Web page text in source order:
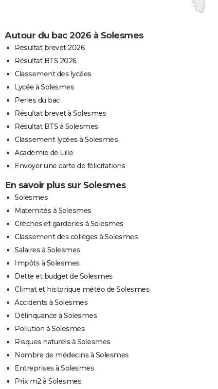
Autour du bac 2026 à Solesmes
Résultat brevet 2026
Résultat BTS 2026
Classement des lycées
Lycée à Solesmes
Perles du bac
Résultat brevet à Solesmes
Résultat BTS à Solesmes
Classement lycées à Solesmes
Académie de Lille
Envoyer une carte de félicitations
En savoir plus sur Solesmes
Solesmes
Maternités à Solesmes
Crèches et garderies à Solesmes
Classement des collèges à Solesmes
Salaires à Solesmes
Impôts à Solesmes
Dette et budget de Solesmes
Climat et historique météo de Solesmes
Accidents à Solesmes
Délinquance à Solesmes
Pollution à Solesmes
Risques naturels à Solesmes
Nombre de médecins à Solesmes
Entreprises à Solesmes
Prix m2 à Solesmes